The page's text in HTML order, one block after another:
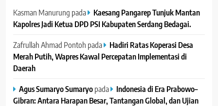
Kasman Manurung pada
Kaesang Pangarep Tunjuk Mantan
Kapolres Jadi Ketua DPD PSI Kabupaten Serdang Bedagai. ‎ ‎
Zafrullah Ahmad Pontoh pada
Hadiri Ratas Koperasi Desa
Merah Putih, Wapres Kawal Percepatan Implementasi di
Daerah
Agus Sumaryo Sumaryopada
Indonesia di Era Prabowo–
Gibran: Antara Harapan Besar, Tantangan Global, dan Ujian